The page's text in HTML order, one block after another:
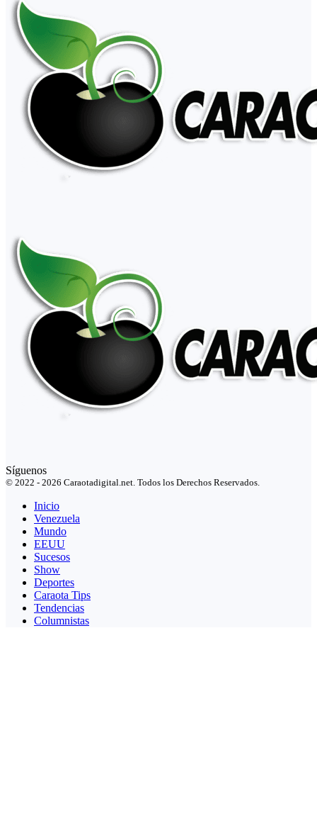
Síguenos
© 2022 - 2026 Caraotadigital.net. Todos los Derechos Reservados.
Inicio
Venezuela
Mundo
EEUU
Sucesos
Show
Deportes
Caraota Tips
Tendencias
Columnistas